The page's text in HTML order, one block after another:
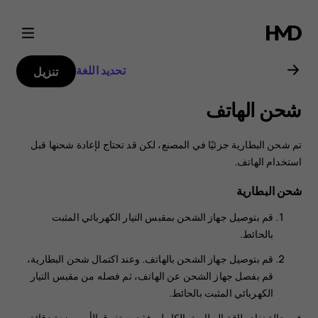
دليل
مستخدم
Nokia
3310
3G
تحديد اللغة تنزيل
شحن الهاتف
تم شحن البطارية جزئيًا في المصنع، لكن قد تحتاج لإعادة شحنها قبل
استخدام الهاتف.
شحن البطارية
قم بتوصيل جهاز الشحن بمقبس التيار الكهربائي المثبت
بالحائط.
قم بتوصيل جهاز الشحن بالهاتف. وعند اكتمال شحن البطارية،
قم بفصل جهاز الشحن عن الهاتف، ثم فصله من مقبس التيار
الكهربائي المثبت بالحائط.